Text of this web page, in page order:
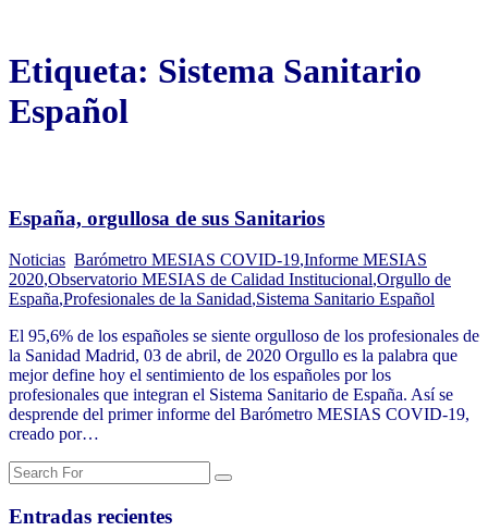
Etiqueta: Sistema Sanitario
Español
España, orgullosa de sus Sanitarios
Noticias Barómetro MESIAS COVID-19,Informe MESIAS
2020,Observatorio MESIAS de Calidad Institucional,Orgullo de
España,Profesionales de la Sanidad,Sistema Sanitario Español
El 95,6% de los españoles se siente orgulloso de los profesionales de
la Sanidad Madrid, 03 de abril, de 2020 Orgullo es la palabra que
mejor define hoy el sentimiento de los españoles por los
profesionales que integran el Sistema Sanitario de España. Así se
desprende del primer informe del Barómetro MESIAS COVID-19,
creado por…
Entradas recientes